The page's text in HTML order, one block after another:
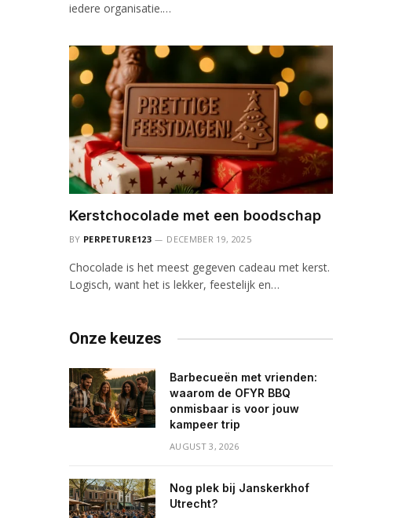
iedere organisatie.…
Kerstchocolade met een boodschap
BY PERPETURE123 DECEMBER 19, 2025
Chocolade is het meest gegeven cadeau met kerst.
Logisch, want het is lekker, feestelijk en…
Onze keuzes
Barbecueën met vrienden:
waarom de OFYR BBQ
onmisbaar is voor jouw
kampeer trip
AUGUST 3, 2026
Nog plek bij Janskerkhof
Utrecht?